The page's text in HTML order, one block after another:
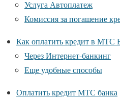
Услуга Автоплатеж
Комиссия за погашение
Как оплатить кредит в МТС
Через Интернет-банкинг
Еще удобные способы
Оплатить кредит МТС банка